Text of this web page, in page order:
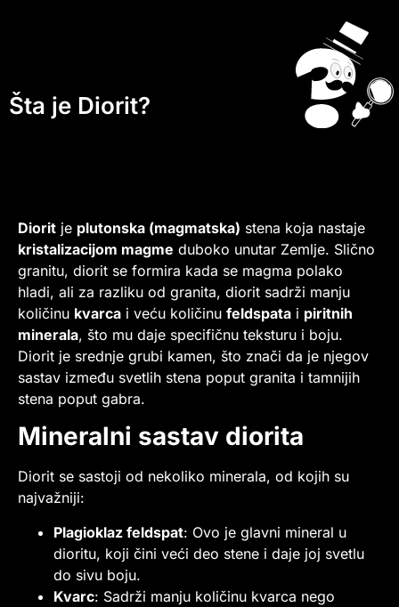
Šta je Diorit?
Diorit je plutonska (magmatska) stena koja nastaje
kristalizacijom magme duboko unutar Zemlje. Slično
granitu, diorit se formira kada se magma polako
hladi, ali za razliku od granita, diorit sadrži manju
količinu kvarca i veću količinu feldspata i piritnih
minerala, što mu daje specifičnu teksturu i boju.
Diorit je srednje grubi kamen, što znači da je njegov
sastav između svetlih stena poput granita i tamnijih
stena poput gabra.
Mineralni sastav diorita
Diorit se sastoji od nekoliko minerala, od kojih su
najvažniji:
Plagioklaz feldspat: Ovo je glavni mineral u
dioritu, koji čini veći deo stene i daje joj svetlu
do sivu boju.
Kvarc: Sadrži manju količinu kvarca nego